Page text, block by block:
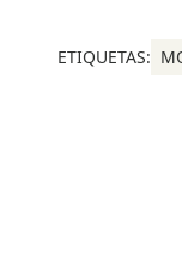
ETIQUETAS: